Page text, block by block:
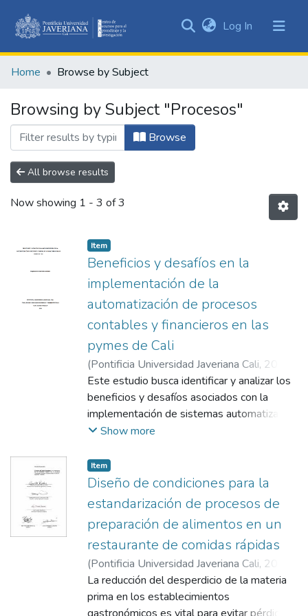
&
All of DSpace
Log In (current)
Home Browse by Subject
Browsing by Subject "Procesos"
Browse
All browse results
Now showing 1 - 3 of 3
Item
Beneficios y desafíos en la
implementación de la
automatización de procesos
contables y financieros en las
pymes de Cali
(Pontificia Universidad Javeriana Cali, 2024
Barbosa Sarria, Stephanie del Mar;Sánchez
Páez, Raúl
Este estudio busca identificar y analizar los
beneficios y desafíos asociados con la
implementación de sistemas automatizados
en los procesos contables y financieros de
(PYMES) en Cali. A través de un enfoque
cuantitativo, se recopilan y analizan datos
numéricos para establecer relaciones entre
variables, utilizando herramientas como
encuestas y cuestionarios. El diseño de
investigación es descriptivo y exploratorio,
destinado a detallar las características,
funcionalidades y desafíos de la
automatización en el contexto contable y
financiero de las PYMES de Cali. Se
Show more
Item
Diseño de condiciones para la
estandarización de procesos de
preparación de alimentos en un
restaurante de comidas rápidas
(Pontificia Universidad Javeriana Cali, 2021
Pino Ávila, Isabella;Delgado Aguilara,
Anyela Karina;Triana Guevara, Nicolás
La reducción del desperdicio de la materia
prima en los establecimientos